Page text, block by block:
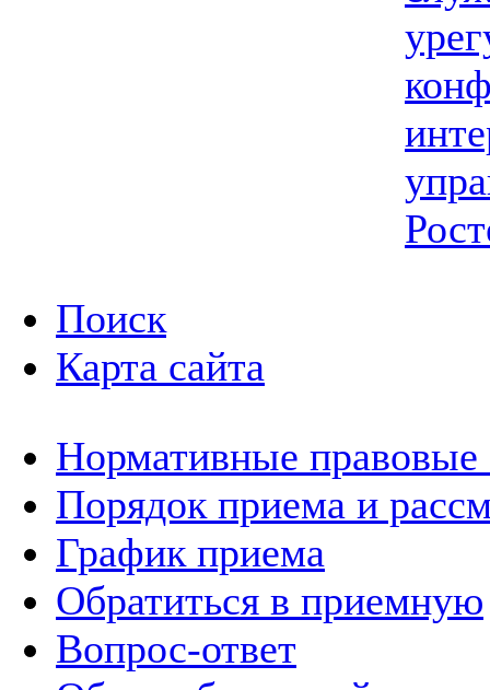
Поиск
Карта сайта
Нормативные правовые
Порядок приема и
График приема
Обратиться в приемную
Вопрос-ответ